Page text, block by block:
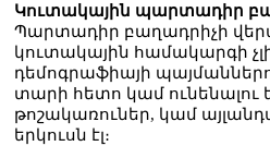
Կուտակային պարտադիր
Պարտադիր բաղադրիչի
կուտակային համակարգի
դեմոգրաֆիայի
տարի հետո կամ ունենալու
թոշակառուներ, կամ
երկուսն էլ։